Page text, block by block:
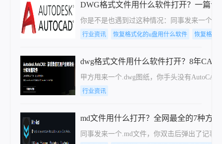
DWG格式文件用什么软件打开？一篇让
你是不是也遇到过这种情况：同事发来一个
行业资讯 恢复格式化的u盘用什么软件 恢复格式
dwg格式文件用什么软件打开？8年
甲方甩来一个.dwg图纸，你手头没有
行业资讯
md文件用什么打开？全网最全的7种方
同事发来一个.md文件，你双击后弹出了记